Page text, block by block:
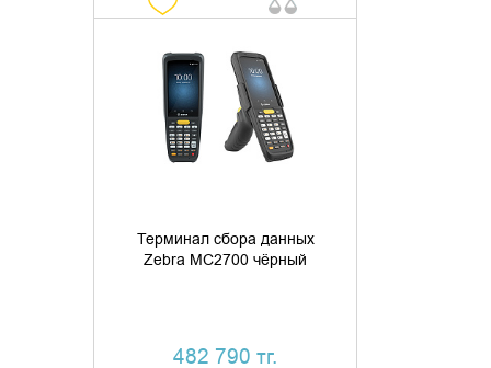
Терминал сбора данных
Zebra MC2700 чёрный
482 790 тг.
ДОБАВИТЬ В КОРЗИНУ
КУПИТЬ В 1 КЛИК